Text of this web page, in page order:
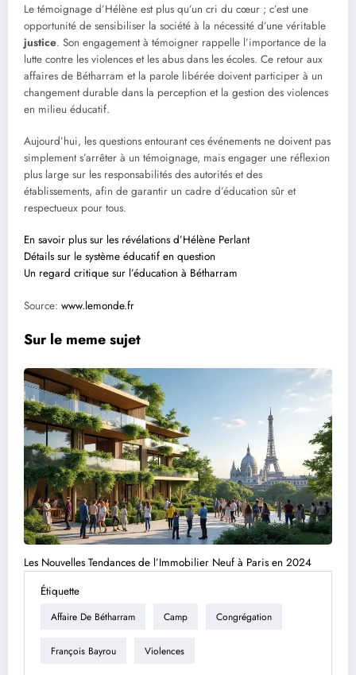
Le témoignage d’Hélène est plus qu’un cri du cœur ; c’est une
opportunité de sensibiliser la société à la nécessité d’une véritable
justice. Son engagement à témoigner rappelle l’importance de la
lutte contre les violences et les abus dans les écoles. Ce retour aux
affaires de Bétharram et la parole libérée doivent participer à un
changement durable dans la perception et la gestion des violences
en milieu éducatif.
Aujourd’hui, les questions entourant ces événements ne doivent pas
simplement s’arrêter à un témoignage, mais engager une réflexion
plus large sur les responsabilités des autorités et des
établissements, afin de garantir un cadre d’éducation sûr et
respectueux pour tous.
En savoir plus sur les révélations d’Hélène Perlant
Détails sur le système éducatif en question
Un regard critique sur l’éducation à Bétharram
Source: www.lemonde.fr
Sur le meme sujet
Les Nouvelles Tendances de l’Immobilier Neuf à Paris en 2024
Étiquette
Affaire De Bétharram Camp Congrégation
François Bayrou Violences